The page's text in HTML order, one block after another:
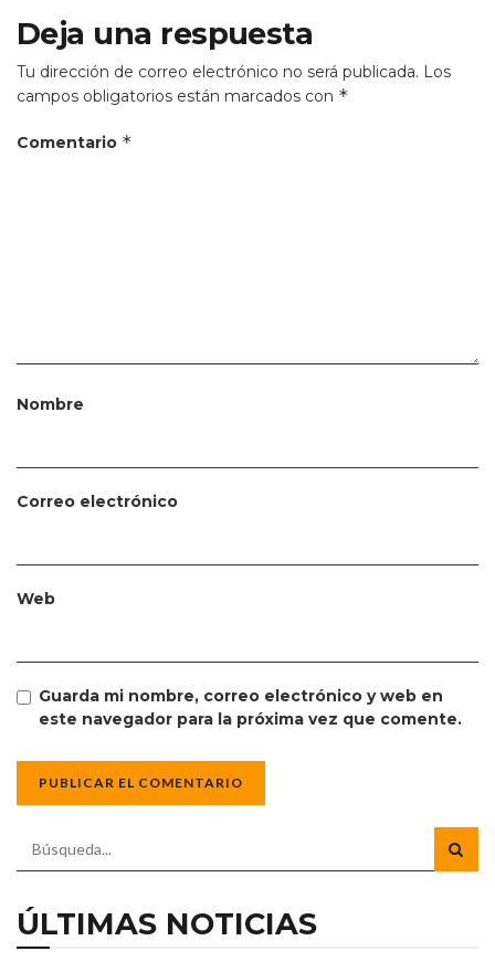
Deja una respuesta
Tu dirección de correo electrónico no será publicada. Los
campos obligatorios están marcados con *
Comentario *
Nombre
Correo electrónico
Web
Guarda mi nombre, correo electrónico y web en
este navegador para la próxima vez que comente.
ÚLTIMAS NOTICIAS